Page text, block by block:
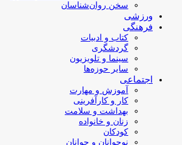
سخن روان‌شناسان
ورزشی
فرهنگی
کتاب و ادبیات
گردشگری
سینما و تلویزیون
سایر حوزه‌ها
اجتماعی
آموزش و مهارت
کار و کارآفرینی
بهداشت و سلامت
زنان و خانواده
کودکان
نوجوانان و جوانان